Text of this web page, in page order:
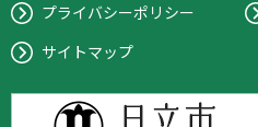
プライバシーポリシー
サイトマップ